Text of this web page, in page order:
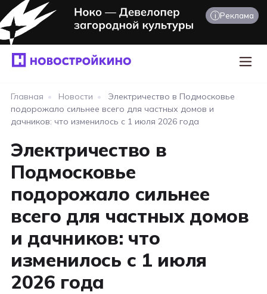
i Реклама
Главная • Новости •
Электричество в Подмосковье
подорожало сильнее всего для частных домов и
дачников: что изменилось с 1 июля 2026 года
Электричество в
Подмосковье
подорожало сильнее
всего для частных домов
и дачников: что
изменилось с 1 июля
2026 года